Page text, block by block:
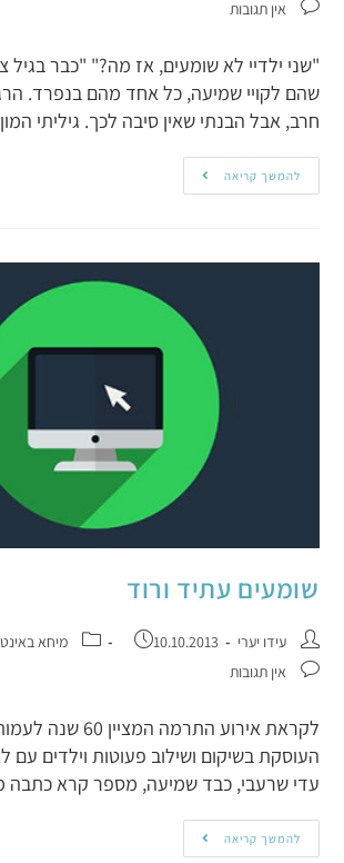
אין תגובות
"שני ילדיי לא שומעים, אז מה?" "כבר בגיל
שהם לקויי שמיעה, כל אחד מהם בנפרד.
חרב, אבל הבנתי שאין סיבה לכך. גיליתי
להמשך קריאה
שומעים עתיד ורוד
עידו יערי 10.10.2013
מיחא
אין תגובות
לקראת אירוע התרמה
העוסקת בשיקום ושילוב פעוטות וילדים עם
עדי שרעבי, כבד שמיעה, מספר קרא כתבה
להמשך קריאה